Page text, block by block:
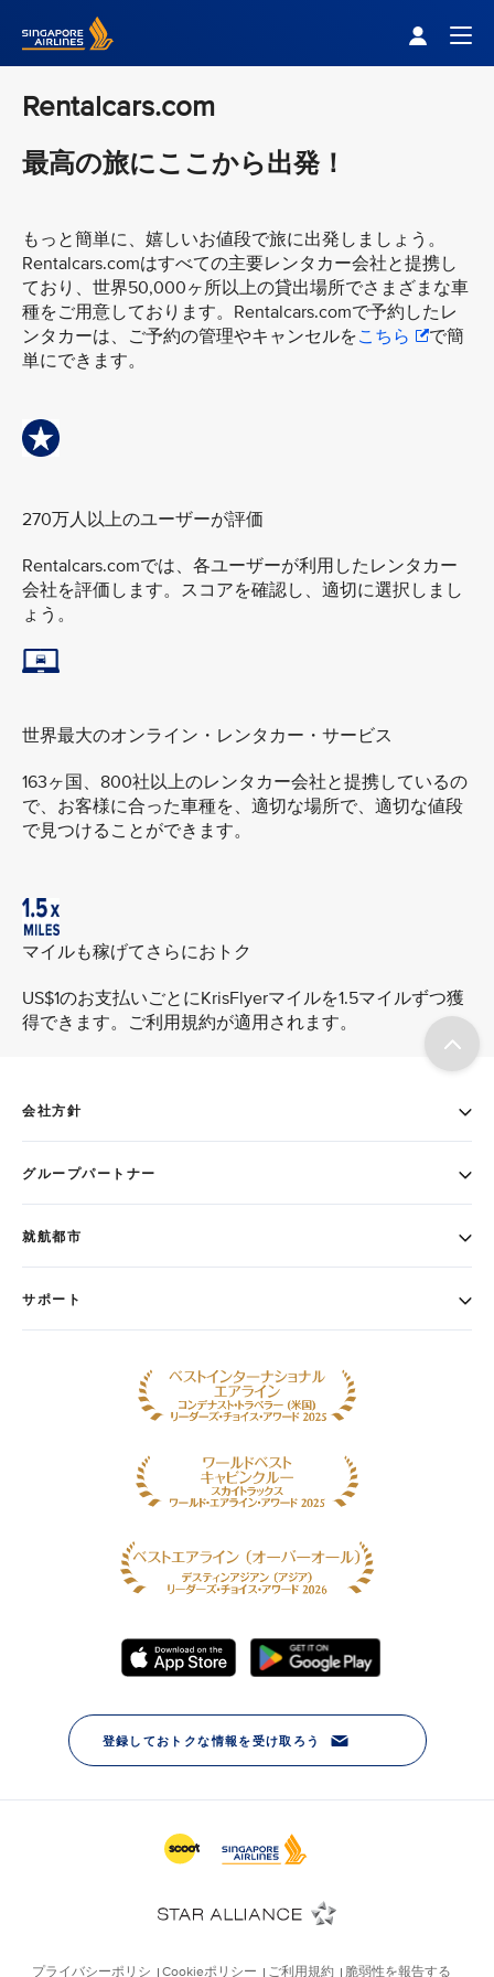
Rentalcars.com
最高の旅にここから出発！
もっと簡単に、嬉しいお値段で旅に出発しましょう。
Rentalcars.comはすべての主要レンタカー会社と提携し
ており、世界50,000ヶ所以上の貸出場所でさまざまな車
種をご用意しております。Rentalcars.comで予約したレ
ンタカーは、ご予約の管理やキャンセルをこちら
で簡
単にできます。
270万人以上のユーザーが評価
Rentalcars.comでは、各ユーザーが利用したレンタカー
会社を評価します。スコアを確認し、適切に選択しまし
ょう。
世界最大のオンライン・レンタカー・サービス
163ヶ国、800社以上のレンタカー会社と提携しているの
で、お客様に合った車種を、適切な場所で、適切な値段
で見つけることができます。
マイルも稼げてさらにおトク
US$1のお支払いごとにKrisFlyerマイルを1.5マイルずつ獲
得できます。ご利用規約が適用されます。